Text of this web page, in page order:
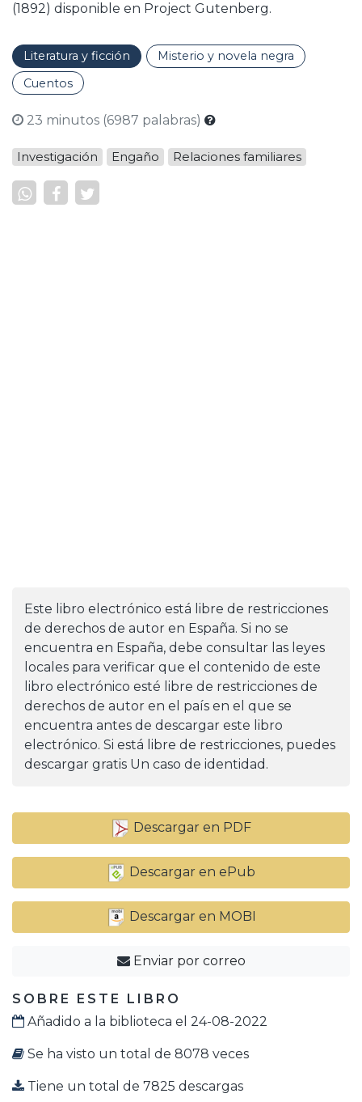
(1892) disponible en Project Gutenberg.
Literatura y ficción
Misterio y novela negra
Cuentos
23 minutos (6987 palabras)
Investigación Engaño Relaciones familiares
Este libro electrónico está libre de restricciones
de derechos de autor en España. Si no se
encuentra en España, debe consultar las leyes
locales para verificar que el contenido de este
libro electrónico esté libre de restricciones de
derechos de autor en el país en el que se
encuentra antes de descargar este libro
electrónico. Si está libre de restricciones, puedes
descargar gratis Un caso de identidad.
Descargar en PDF
Descargar en ePub
Descargar en MOBI
Enviar por correo
SOBRE ESTE LIBRO
Añadido a la biblioteca el 24-08-2022
Se ha visto un total de 8078 veces
Tiene un total de 7825 descargas